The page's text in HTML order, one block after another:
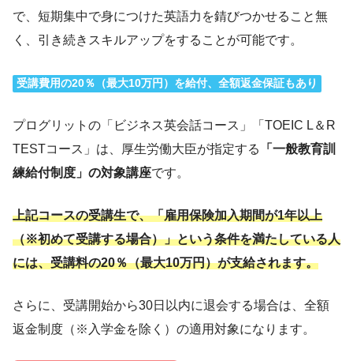
で、短期集中で身につけた英語力を錆びつかせること無
く、引き続きスキルアップをすることが可能です。
受講費用の20％（最大10万円）を給付、全額返金保証もあり
プログリットの「ビジネス英会話コース」「TOEIC L＆R
TESTコース」は、厚生労働大臣が指定する
「一般教育訓
練給付制度」の対象講座です。
上記コースの受講生で、「雇用保険加入期間が1年以上
（※初めて受講する場合）」という条件を満たしている人
には、受講料の20％（最大10万円）が支給されます。
さらに、受講開始から30日以内に退会する場合は、全額
返金制度（※入学金を除く）の適用対象になります。